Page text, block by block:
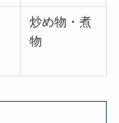
炒め物・煮
物